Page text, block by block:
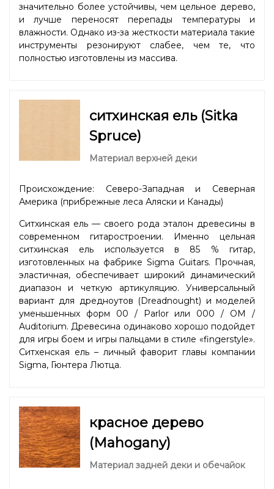
значительно более устойчивы, чем цельное дерево,
и лучше переносят перепады температуры и
влажности. Однако из-за жесткости материала такие
инструменты резонируют слабее, чем те, что
полностью изготовлены из массива.
ситхинская ель (Sitka
Spruce)
Материал верхней деки
Происхождение: Северо-Западная и Северная
Америка (прибрежные леса Аляски и Канады)
Ситхинская ель — своего рода эталон древесины в
современном гитаростроении. Именно цельная
ситхинская ель используется в 85 % гитар,
изготовленных на фабрике Sigma Guitars. Прочная,
эластичная, обеспечивает широкий динамический
диапазон и четкую артикуляцию. Универсальный
вариант для дредноутов (Dreadnought) и моделей
уменьшенных форм 00 / Parlor или 000 / OM /
Auditorium. Древесина одинаково хорошо подойдет
для игры боем и игры пальцами в стиле «fingerstyle».
Ситхенская ель – личный фаворит главы компании
Sigma, Гюнтера Лютца.
красное дерево
(Mahogany)
Материал задней деки и обечайок